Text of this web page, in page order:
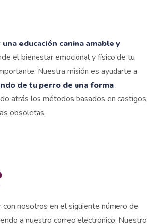
educación canina amable y
el bienestar emocional y físico de tu
Nuestra misión es ayudarte a
de tu perro de una forma
atrás los métodos basados en castigos,
obsoletas.
con nosotros en el siguiente número de
a nuestro correo electrónico. Nuestro